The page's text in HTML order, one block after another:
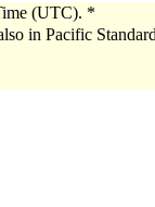
(UTC). *
in Pacific